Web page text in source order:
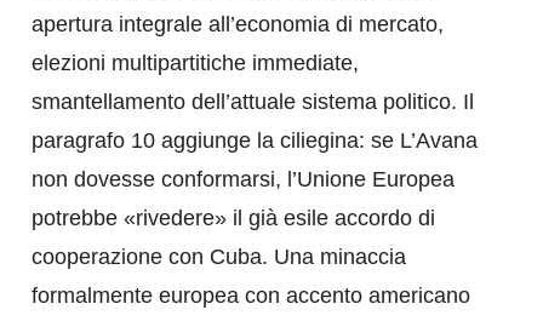
apertura integrale all’economia di mercato,
elezioni multipartitiche immediate,
smantellamento dell’attuale sistema politico. Il
paragrafo 10 aggiunge la ciliegina: se L’Avana
non dovesse conformarsi, l’Unione Europea
potrebbe «rivedere» il già esile accordo di
cooperazione con Cuba. Una minaccia
formalmente europea con accento americano